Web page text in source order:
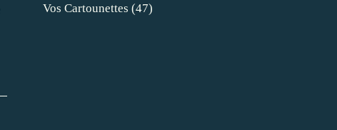
Vos Cartounettes (47)